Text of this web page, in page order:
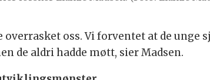
overrasket oss. Vi forventet at de
de aldri hadde møtt, sier Madsen.